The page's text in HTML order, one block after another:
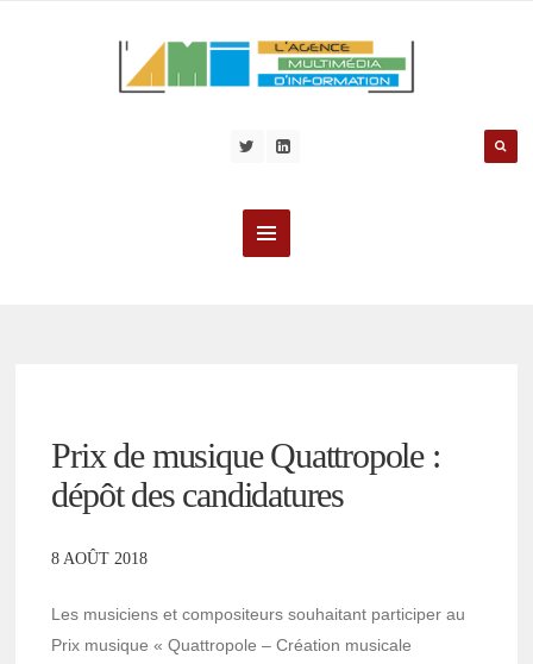
Prix de musique Quattropole :
dépôt des candidatures
8 AOÛT 2018
Les musiciens et compositeurs souhaitant participer au
Prix musique « Quattropole – Création musicale